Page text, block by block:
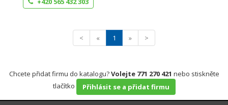
< « 1 » >
Chcete přidat firmu do katalogu?Volejte 771 270 421 nebo stiskněte
tlačítko
Přihlásit se a přidat firmu